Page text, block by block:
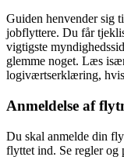
Guiden henvender sig
jobflyttere. Du får
vigtigste
glemme noget. Læs
logiværtserklæring,
Anmeldelse af
Du skal anmelde din
flyttet ind. Se regler og